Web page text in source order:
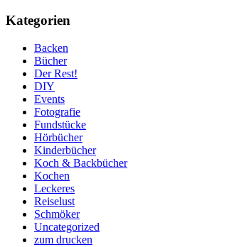
Kategorien
Backen
Bücher
Der Rest!
DIY
Events
Fotografie
Fundstücke
Hörbücher
Kinderbücher
Koch & Backbücher
Kochen
Leckeres
Reiselust
Schmöker
Uncategorized
zum drucken